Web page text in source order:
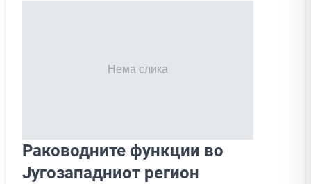
Раководните функции во
Југозападниот регион